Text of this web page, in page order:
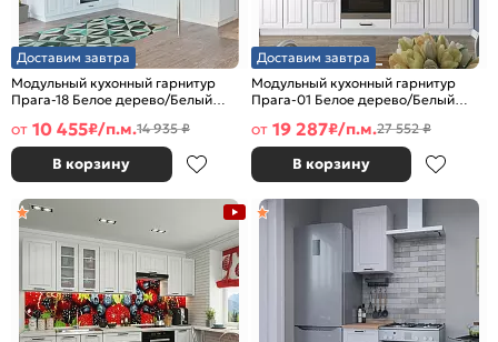
Доставим завтра
Модульный кухонный гарнитур
Прага-18 Белое дерево/Белый
от 10 455₽/п.м.14 935 ₽
В корзину
Доставим завтра
Модульный кухонный гарнитур
Прага-01 Белое дерево/Белый
от 19 287₽/п.м.27 552 ₽
В корзину